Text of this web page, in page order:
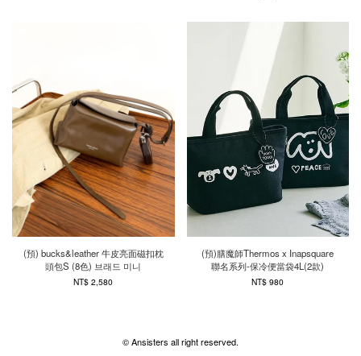
(預) bucks&leather 牛皮亮面磁扣枕
頭包S (8色) 브래드 미니
NT$ 2,580
(預)膳魔師Thermos x Inapsquare
聯名系列-保冷便當袋4L(2款)
NT$ 980
© Ansisters all right reserved.